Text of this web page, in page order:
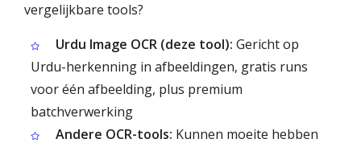
vergelijkbare tools?
Urdu Image OCR (deze tool): Gericht op
Urdu-herkenning in afbeeldingen, gratis runs
voor één afbeelding, plus premium
batchverwerking
Andere OCR-tools: Kunnen moeite hebben